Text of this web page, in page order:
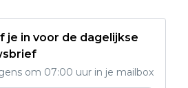
je in voor de dagelijkse
om 07:00 uur in je mailbox